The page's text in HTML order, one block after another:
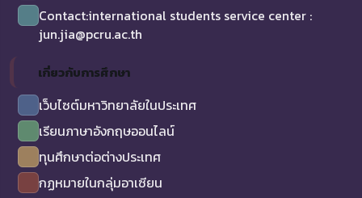
Contact:international students service center :
jun.jia@pcru.ac.th
เกี่ยวกับการศึกษา
เว็บไซต์มหาวิทยาลัยในประเทศ
เรียนภาษาอังกฤษออนไลน์
ทุนศึกษาต่อต่างประเทศ
กฏหมายในกลุ่มอาเซียน